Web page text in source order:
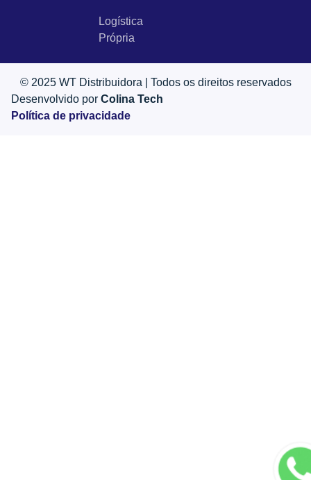
Logística
Própria
© 2025 WT Distribuidora | Todos os direitos reservados
Desenvolvido por Colina Tech
Política de privacidade